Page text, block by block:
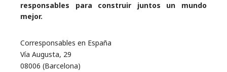
responsables para construir juntos un mundo
mejor.
Corresponsables en España
Vía Augusta, 29
08006 (Barcelona)